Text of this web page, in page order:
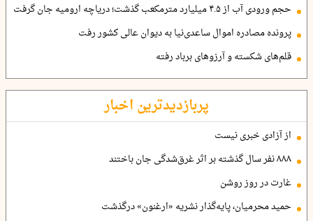
حجم ورودی آب از ۴.۵ میلیارد مترمکعب گذشت؛ دریاچه ارومیه جان گرفت
پرونده مصادره اموال ساعدی‌نیا به دیوان عالی کشور رفت
قلم‌های شکسته و آرزوهای برباد رفته
پربازدیدترین اخبار
از آزادی خبری نیست
۸۸۸ نفر سال گذشته بر اثر غرق‌شدگی جان باختند
غارت در روز روشن
حمید محرمیان، پایه‌گذار نشریه «ارغنون» درگذشت